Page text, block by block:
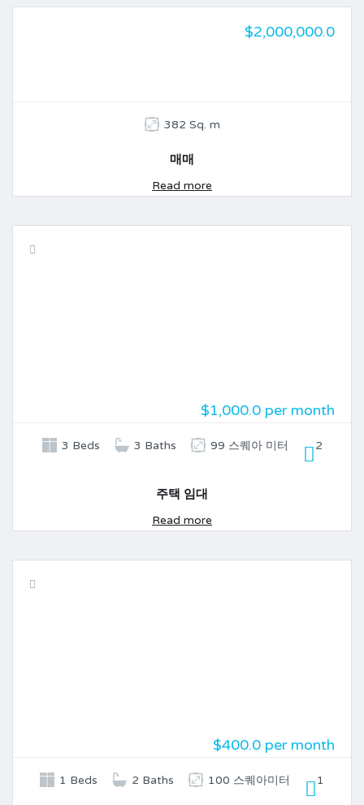
$2,000,000.0
382 Sq. m
매매
Read more
임대
$1,000.0 per month
3 Beds 3 Baths 99 스퀘아 미터 2
주택 임대
Read more
임대
$400.0 per month
1 Beds 2 Baths 100 스퀘아미터 1